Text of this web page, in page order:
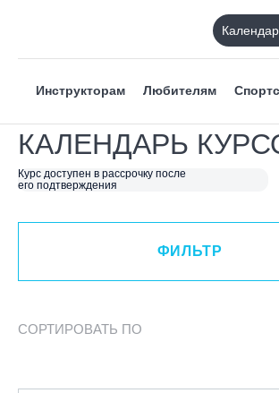
Инструкторам Любителям
КАЛЕНДАРЬ
Курс доступен в рассрочку после
его подтверждения
ФИЛЬТР
ВИД СПОРТА
Я ХОЧУ
КАТЕГОРИЯ
ЛЕКТОР
ФИЛЬТР
СОРТИРОВАТЬ ПО